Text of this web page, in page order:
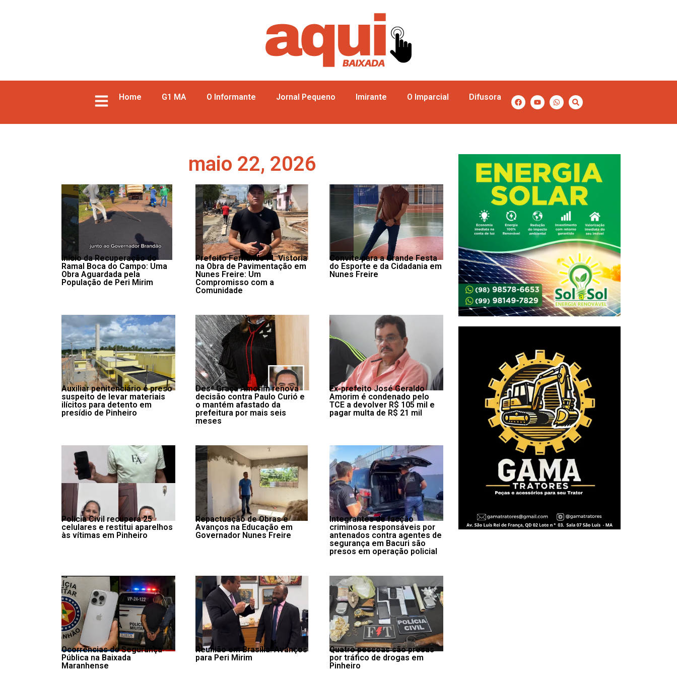
Home G1 MA O Informante Jornal Pequeno Imirante O Imparcial Difusora
maio 22, 2026
Início da Recuperação do
Ramal Boca do Campo: Uma
Obra Aguardada pela
População de Peri Mirim
Prefeito Fernando PL Vistoria
na Obra de Pavimentação em
Nunes Freire: Um
Compromisso com a
Comunidade
Convite para a Grande Festa
do Esporte e da Cidadania em
Nunes Freire
Auxiliar penitenciário é preso
suspeito de levar materiais
ilícitos para detento em
presídio de Pinheiro
Desª Graça Amorim renova
decisão contra Paulo Curió e
o mantém afastado da
prefeitura por mais seis
meses
Ex-prefeito José Geraldo
Amorim é condenado pelo
TCE a devolver R$ 105 mil e
pagar multa de R$ 21 mil
Policia Civil recupera 25
celulares e restitui aparelhos
às vítimas em Pinheiro
Repactuação de Obras e
Avanços na Educação em
Governador Nunes Freire
Integrantes de facção
criminosa responsáveis por
antenados contra agentes de
segurança em Bacuri são
presos em operação policial
Ocorrências de Segurança
Pública na Baixada
Maranhense
Reunião em Brasília: Avanços
para Peri Mirim
Quatro pessoas são presas
por tráfico de drogas em
Pinheiro